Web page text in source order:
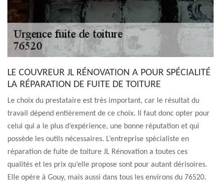
LE COUVREUR JL RÉNOVATION A POUR SPÉCIALITÉ
LA RÉPARATION DE FUITE DE TOITURE
Le choix du prestataire est très important, car le résultat du
travail dépend entièrement de ce choix. Il faut donc opter pour
celui qui a le plus d’expérience, une bonne réputation et qui
possède les outils nécessaires. L’entreprise spécialiste en
réparation de fuite de toiture JL Rénovation a toutes ces
qualités et les prix qu’elle propose sont pour autant dérisoires.
Elle opère à Gouy, mais aussi dans tous les environs du 76520.